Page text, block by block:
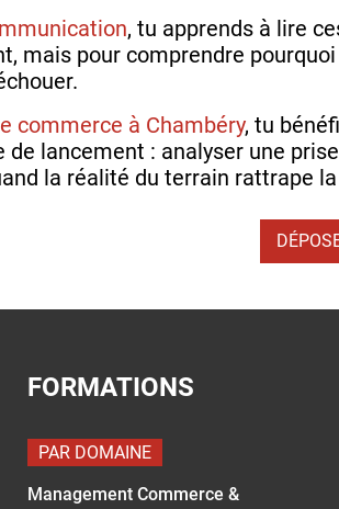
, tu apprends à lire
mais pour comprendre
commerce à Chambéry, tu
de lancement : analyser une
la réalité du terrain rattrape
FORMATIONS
PAR DOMAINE
Management Commerce &